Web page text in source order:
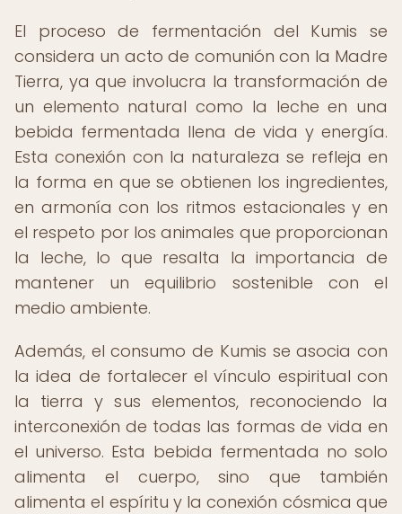
El proceso de fermentación del Kumis se
considera un acto de comunión con la Madre
Tierra, ya que involucra la transformación de
un elemento natural como la leche en una
bebida fermentada llena de vida y energía.
Esta conexión con la naturaleza se refleja en
la forma en que se obtienen los ingredientes,
en armonía con los ritmos estacionales y en
el respeto por los animales que proporcionan
la leche, lo que resalta la importancia de
mantener un equilibrio sostenible con el
medio ambiente.
Además, el consumo de Kumis se asocia con
la idea de fortalecer el vínculo espiritual con
la tierra y sus elementos, reconociendo la
interconexión de todas las formas de vida en
el universo. Esta bebida fermentada no solo
alimenta el cuerpo, sino que también
alimenta el espíritu y la conexión cósmica que